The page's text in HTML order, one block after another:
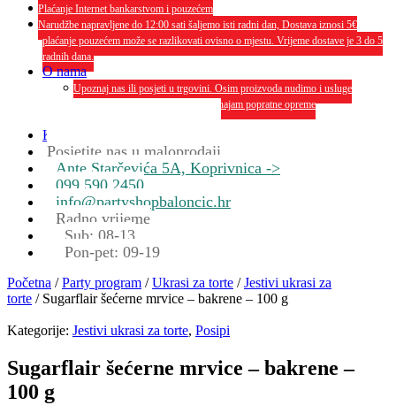
Plaćanje Internet bankarstvom i pouzećem
Narudžbe napravljene do 12:00 sati šaljemo isti radni dan, Dostava iznosi 5€
plaćanje pouzećem može se razlikovati ovisno o mjestu. Vrijeme dostave je 3 do 5
radnih dana.
O nama
Upoznaj nas ili posjeti u trgovini. Osim proizvoda nudimo i usluge
dekoriranja interijera i eksterija te najam popratne opreme
Kontakt
Posjetite nas u maloprodaji
Ante Starčevića 5A, Koprivnica ->
099 590 2450
info@partyshopbaloncic.hr
Radno vrijeme
Sub: 08-13
Pon-pet: 09-19
Početna /Party program /Ukrasi za torte /Jestivi ukrasi za
torte / Sugarflair šećerne mrvice – bakrene – 100 g
Kategorije: Jestivi ukrasi za torte, Posipi
Sugarflair šećerne mrvice – bakrene –
100 g